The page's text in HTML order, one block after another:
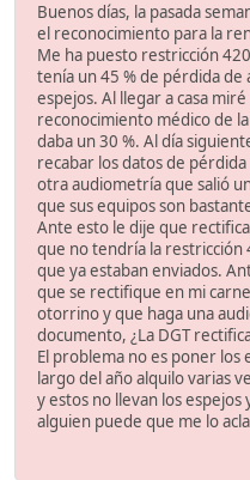
Buenos días, la pasada
el reconocimiento para la
Me ha puesto restricción
tenía un 45 % de pérdida
espejos. Al llegar a casa
reconocimiento médico de
daba un 30 %. Al día
recabar los datos de
otra audiometría que salió
que sus equipos son
Ante esto le dije que
que no tendría la restricción
que ya estaban enviados.
que se rectifique en mi
otorrino y que haga una
documento, ¿La DGT
El problema no es poner los
largo del año alquilo varias
y estos no llevan los
alguien puede que me lo